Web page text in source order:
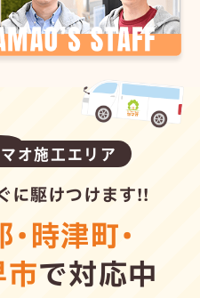
オ施工エリア
に駆けつけます!!
・時津町・
で対応中